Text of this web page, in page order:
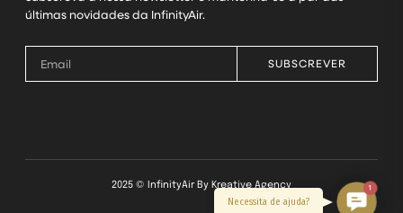
últimas novidades da InfinityAir.
SUBSCREVER
2025 © InfinityAir By Kreative Agency
Contact
1
Necessita de ajuda?